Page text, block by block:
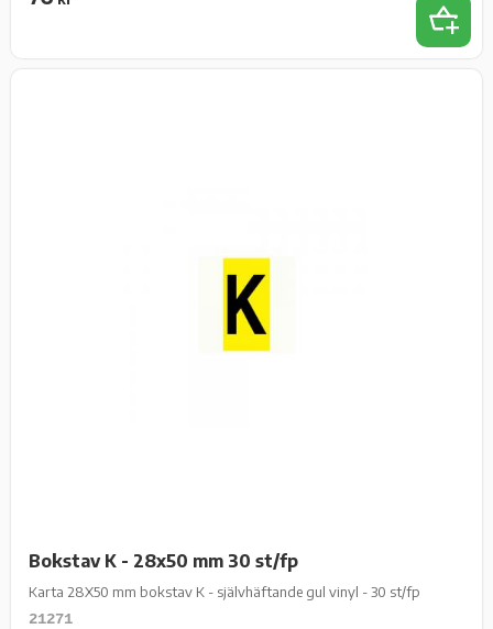
Bokstav K - 28x50 mm 30 st/fp
Karta 28X50 mm bokstav K - självhäftande gul vinyl - 30 st/fp
21271